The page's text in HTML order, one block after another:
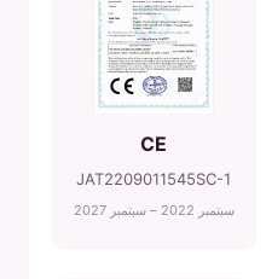
CE
JAT2209011545SC-1
سبتمبر 2022 – سبتمبر 2027